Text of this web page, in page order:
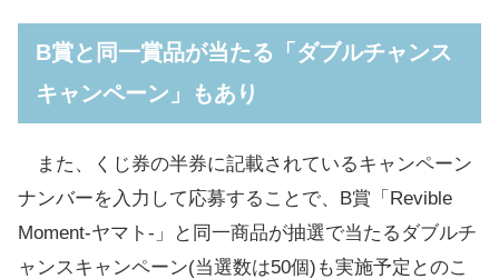
B賞と同一賞品が当たる「ダブルチャンス
キャンペーン」もあり
また、くじ券の半券に記載されているキャンペーン
ナンバーを入力して応募することで、B賞「Revible
Moment-ヤマト-」と同一商品が抽選で当たるダブルチ
ャンスキャンペーン(当選数は50個)も実施予定とのこ